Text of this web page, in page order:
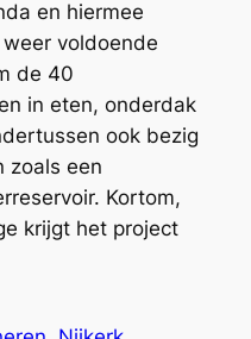
en hiermee
voldoende
de 40
in eten, onderdak
ook bezig
zoals een
Kortom,
krijgt het project